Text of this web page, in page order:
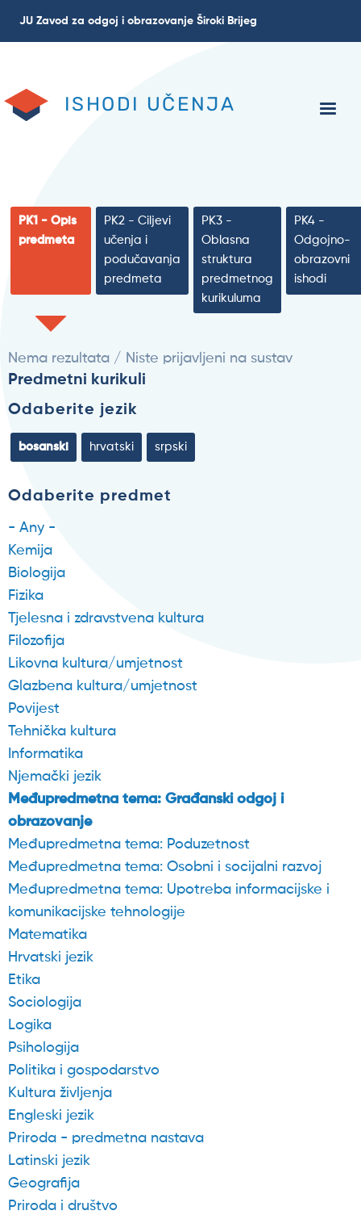
JU Zavod za odgoj i obrazovanje Široki Brijeg
ISHODI UČENJA
PK1 - Opis
predmeta
PK2 - Ciljevi
učenja i
podučavanja
predmeta
PK3 -
Oblasna
struktura
predmetnog
kurikuluma
PK4 -
Odgojno-
obrazovni
ishodi
Nema rezultata / Niste prijavljeni na sustav
Predmetni kurikuli
Odaberite jezik
bosanski hrvatski srpski
Odaberite predmet
- Any -
Kemija
Biologija
Fizika
Tjelesna i zdravstvena kultura
Filozofija
Likovna kultura/umjetnost
Glazbena kultura/umjetnost
Povijest
Tehnička kultura
Informatika
Njemački jezik
Međupredmetna tema: Građanski odgoj i
obrazovanje
Međupredmetna tema: Poduzetnost
Međupredmetna tema: Osobni i socijalni razvoj
Međupredmetna tema: Upotreba informacijske i
komunikacijske tehnologije
Matematika
Hrvatski jezik
Etika
Sociologija
Logika
Psihologija
Politika i gospodarstvo
Kultura življenja
Engleski jezik
Priroda - predmetna nastava
Latinski jezik
Geografija
Priroda i društvo